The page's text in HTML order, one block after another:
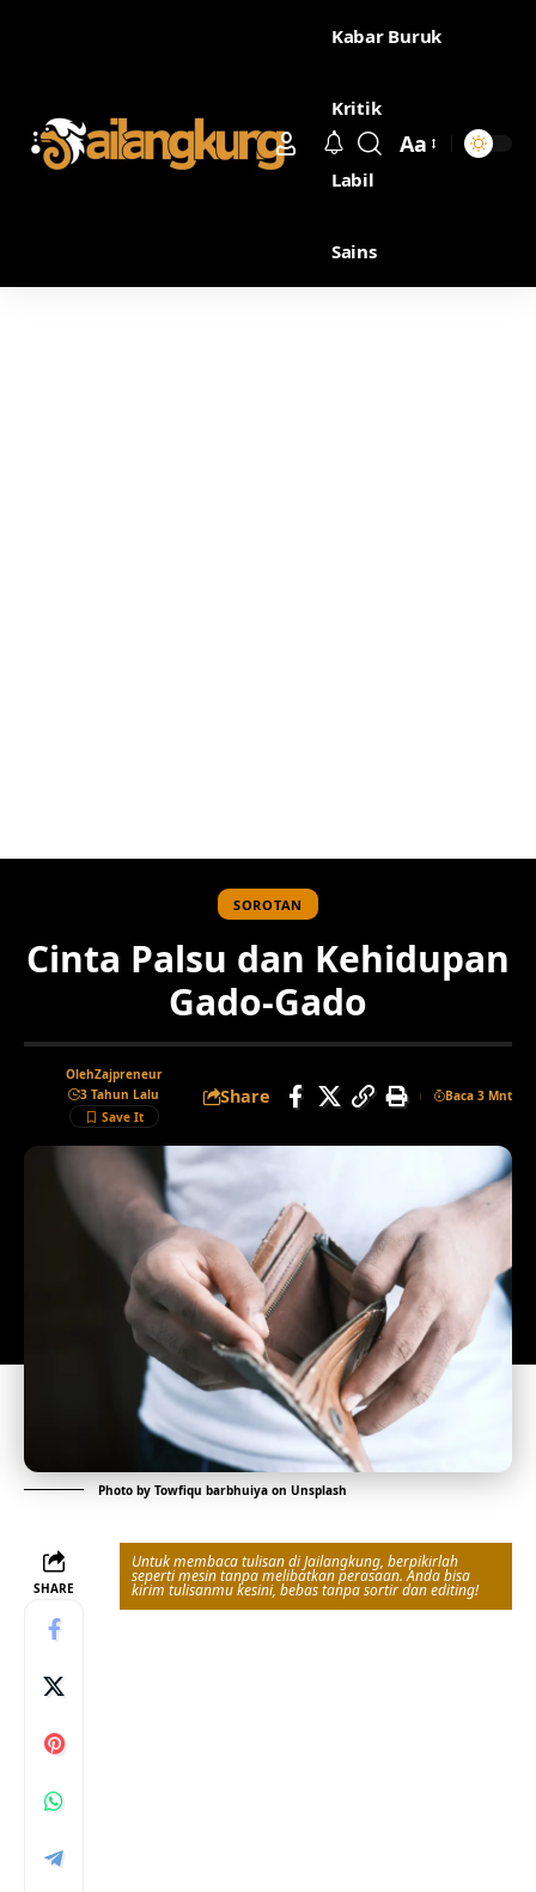
Kabar Buruk
Kritik
Labil
Sains
Aa
SOROTAN
Cinta Palsu dan Kehidupan
Gado-Gado
OlehZajpreneur
3 Tahun Lalu
Share Baca 3 Mnt
Photo by Towfiqu barbhuiya on Unsplash
SHARE
Untuk membaca tulisan di Jailangkung, berpikirlah
seperti mesin tanpa melibatkan perasaan. Anda bisa
kirim tulisanmu kesini, bebas tanpa sortir dan editing!